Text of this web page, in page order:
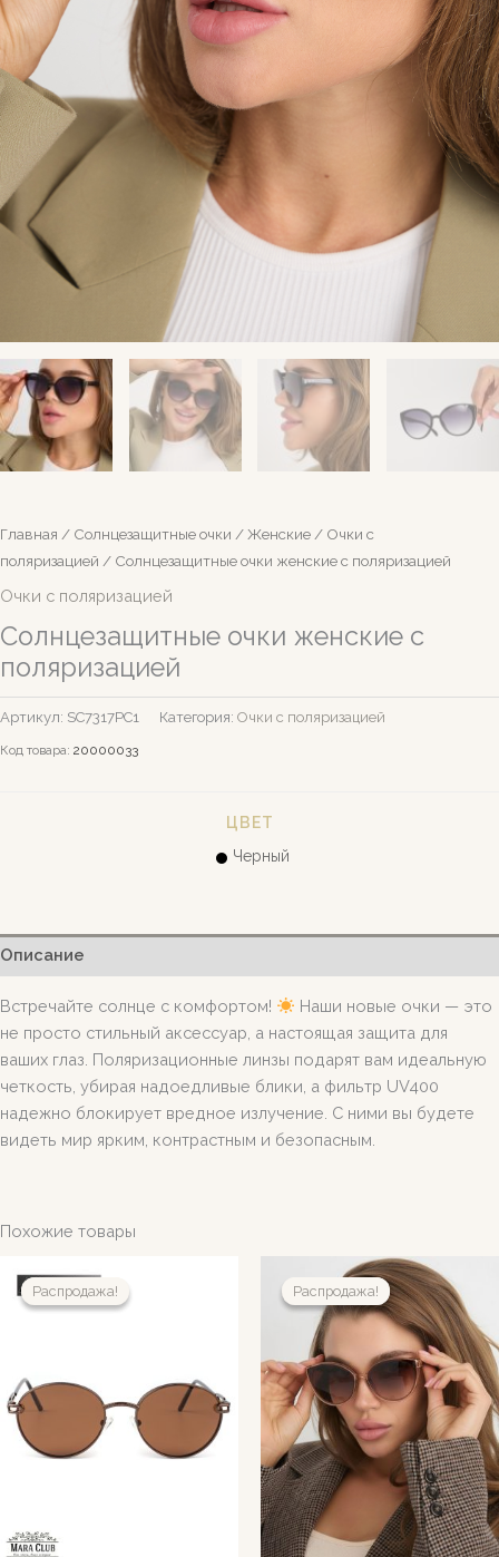
Главная / Солнцезащитные очки / Женские / Очки с
поляризацией / Солнцезащитные очки женские с поляризацией
Очки с поляризацией
Солнцезащитные очки женские с
поляризацией
Артикул: SC7317PС1 Категория: Очки с поляризацией
Код товара: 20000033
ЦВЕТ
Черный
Описание
Встречайте солнце с комфортом!
Наши новые очки — это
не просто стильный аксессуар, а настоящая защита для
ваших глаз. Поляризационные линзы подарят вам идеальную
четкость, убирая надоедливые блики, а фильтр UV400
надежно блокирует вредное излучение. С ними вы будете
видеть мир ярким, контрастным и безопасным.
Похожие товары
Распродажа!
Распродажа! Распродажа!
Распродажа!